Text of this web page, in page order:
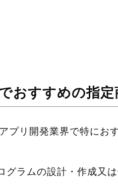
おすすめの指定
プリ開発業界で特にお
グラムの設計・作成又